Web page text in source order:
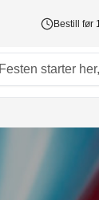
Bestill før